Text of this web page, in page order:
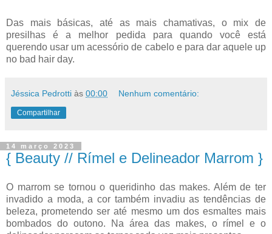
Das mais básicas, até as mais chamativas, o mix de
presilhas é a melhor pedida para quando você está
querendo usar um acessório de cabelo e para dar aquele up
no bad hair day.
Jéssica Pedrotti às 00:00 Nenhum comentário:
Compartilhar
14 março 2023
{ Beauty // Rímel e Delineador Marrom }
O marrom se tornou o queridinho das makes. Além de ter
invadido a moda, a cor também invadiu as tendências de
beleza, prometendo ser até mesmo um dos esmaltes mais
bombados do outono. Na área das makes, o rímel e o